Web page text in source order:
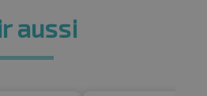
aussi